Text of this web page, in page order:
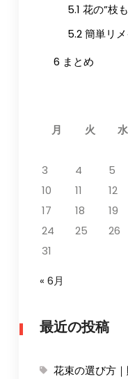
5.1 花の”枝
5.2簡単リメ
6 まとめ
月
火 水
3
4 5
10
11 12
17
18 19
24
25 26
31
« 6月
最近の投稿
花束の選び方